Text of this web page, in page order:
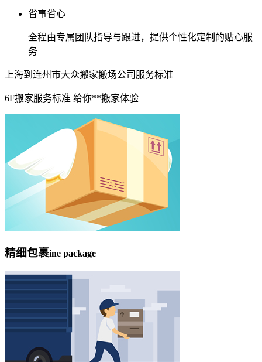
省事省心
全程由专属团队指导与跟进，提供个性化定制的贴心服
务
上海到连州市大众搬家搬场公司服务标准
6F搬家服务标准 给你**搬家体验
精细包裹ine package